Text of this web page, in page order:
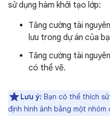
sử dụng hàm khởi tạo lớp:
Tăng cường tài
lưu trong dự án của
Tăng cường tài
có thể vẽ.
Lưu ý: Bạn có thể thích
định hình ảnh bằng một